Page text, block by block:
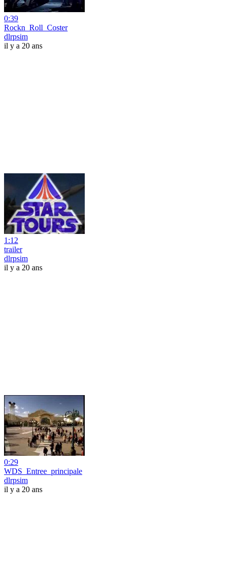
0:39
Rockn_Roll_Coster
dlrpsim
il y a 20 ans
1:12
trailer
dlrpsim
il y a 20 ans
0:29
WDS_Entree_principale
dlrpsim
il y a 20 ans